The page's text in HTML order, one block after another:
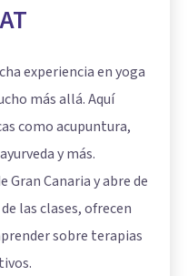
experiencia en yoga
más allá. Aquí
como acupuntura,
y más.
Gran Canaria y abre de
las clases, ofrecen
sobre terapias